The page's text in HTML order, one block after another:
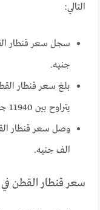
التالي:
جنيه.
بلغ سعر قنطار
يتراوح بين 11940 جنيه إلى 11920 جنيه.
الف جنيه.
سعر قنطار القطن